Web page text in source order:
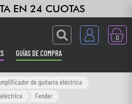
EN 24 CUOTAS
0
GUÍAS DE COMPRA
de guitarra eléctrica
Fender